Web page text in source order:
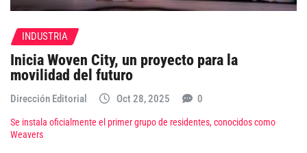
INDUSTRIA
Inicia Woven City, un proyecto para la
movilidad del futuro
Dirección Editorial Oct 28, 2025 0
Se instala oficialmente el primer grupo de residentes, conocidos como
Weavers